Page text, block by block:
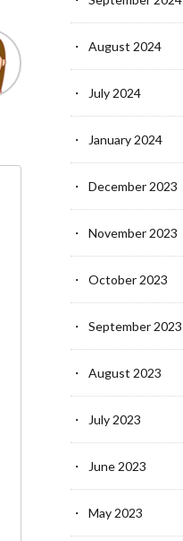
August 2024
July 2024
January 2024
December 2023
November 2023
October 2023
September 2023
August 2023
July 2023
June 2023
May 2023